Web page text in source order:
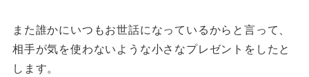
また誰かにいつもお世話になっているからと言って、
相手が気を使わないような小さなプレゼントをしたと
します。